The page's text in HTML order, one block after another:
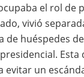
el rol de
vivió
de huéspedes
Esta
evitar un